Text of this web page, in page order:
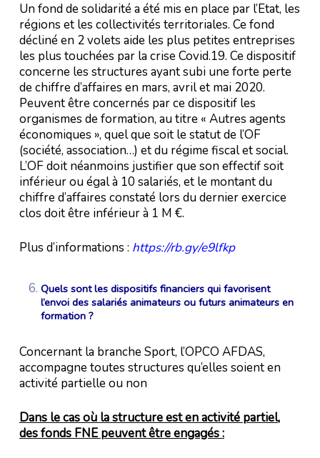
Un fond de solidarité a été mis en place par l’Etat, les
régions et les collectivités territoriales. Ce fond
décliné en 2 volets aide les plus petites entreprises
les plus touchées par la crise Covid.19. Ce dispositif
concerne les structures ayant subi une forte perte
de chiffre d’affaires en mars, avril et mai 2020.
Peuvent être concernés par ce dispositif les
organismes de formation, au titre « Autres agents
économiques », quel que soit le statut de l’OF
(société, association…) et du régime fiscal et social.
L’OF doit néanmoins justifier que son effectif soit
inférieur ou égal à 10 salariés, et le montant du
chiffre d’affaires constaté lors du dernier exercice
clos doit être inférieur à 1 M €.
Plus d’informations : https://rb.gy/e9lfkp
Quels sont les dispositifs financiers qui favorisent
l’envoi des salariés animateurs ou futurs animateurs en
formation ?
Concernant la branche Sport, l’OPCO AFDAS,
accompagne toutes structures qu’elles soient en
activité partielle ou non
Dans le cas où la structure est en activité partiel,
des fonds FNE peuvent être engagés :